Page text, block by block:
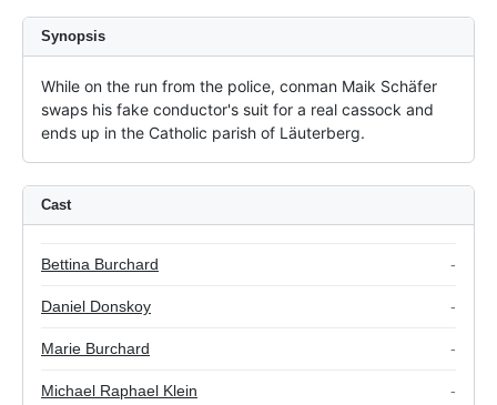
Synopsis
While on the run from the police, conman Maik Schäfer
swaps his fake conductor's suit for a real cassock and
ends up in the Catholic parish of Läuterberg.
Cast
Bettina Burchard -
Daniel Donskoy -
Marie Burchard -
Michael Raphael Klein -